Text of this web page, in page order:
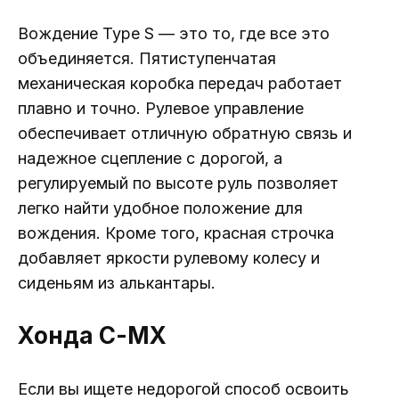
Вождение Type S — это то, где все это
объединяется. Пятиступенчатая
механическая коробка передач работает
плавно и точно. Рулевое управление
обеспечивает отличную обратную связь и
надежное сцепление с дорогой, а
регулируемый по высоте руль позволяет
легко найти удобное положение для
вождения. Кроме того, красная строчка
добавляет яркости рулевому колесу и
сиденьям из алькантары.
Хонда С-МХ
Если вы ищете недорогой способ освоить